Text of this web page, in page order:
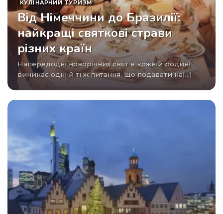
КУЛІНАРНИЙ ТУРИЗМ
Від Німеччини до Бразилії:
найкращі святкові страви
різних країн
Напередодні новорічних свят в кожній родині
виникає одні й ті ж питання: що подавати на[...]